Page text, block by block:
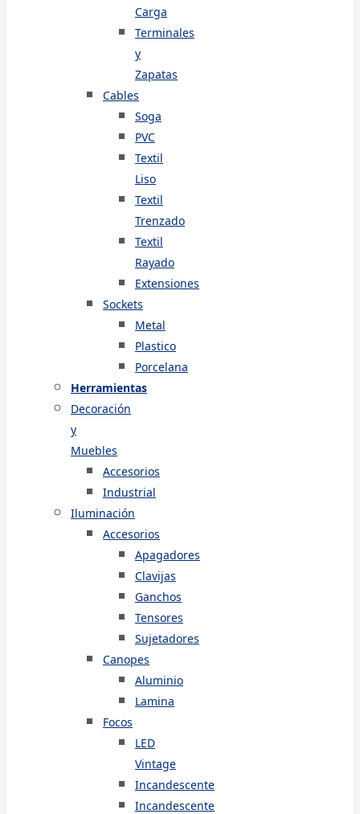
Carga
Terminales
y
Zapatas
Cables
Soga
PVC
Textil
Liso
Textil
Trenzado
Textil
Rayado
Extensiones
Sockets
Metal
Plastico
Porcelana
Herramientas
Decoración
y
Muebles
Accesorios
Industrial
Iluminación
Accesorios
Apagadores
Clavijas
Ganchos
Tensores
Sujetadores
Canopes
Aluminio
Lamina
Focos
LED
Vintage
Incandescente
Incandescente